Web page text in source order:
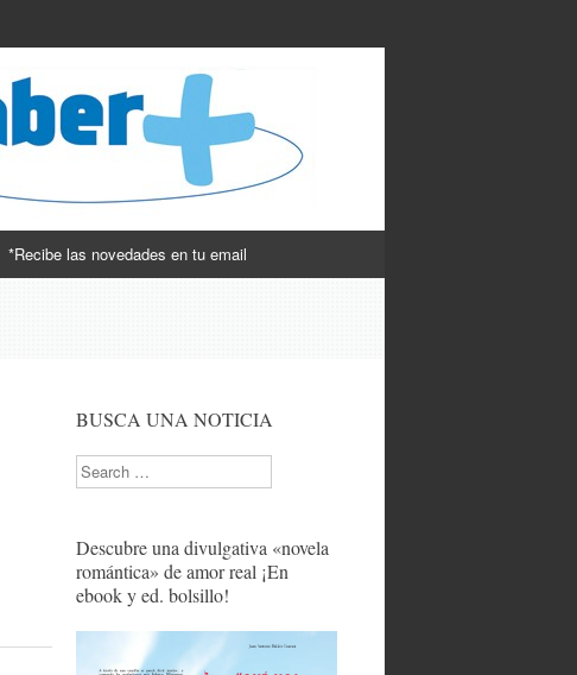
*Recibe las novedades en tu email
BUSCA UNA NOTICIA
Search
Descubre una divulgativa «novela
romántica» de amor real ¡En
ebook y ed. bolsillo!